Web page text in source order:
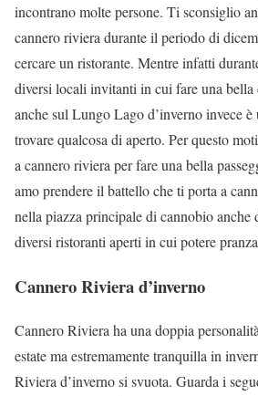
incontrano molte persone. Ti sconsiglio
cannero riviera durante il periodo di
cercare un ristorante. Mentre infatti
diversi locali invitanti in cui fare una bella
anche sul Lungo Lago d’inverno invece
trovare qualcosa di aperto. Per questo
a cannero riviera per fare una bella
amo prendere il battello che ti porta a
nella piazza principale di cannobio anche
diversi ristoranti aperti in cui potere
Cannero Riviera d’inverno
Cannero Riviera ha una doppia
estate ma estremamente tranquilla in
Riviera d’inverno si svuota. Guarda i